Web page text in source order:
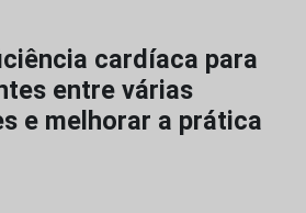
cardíaca para
entre várias
e melhorar a prática